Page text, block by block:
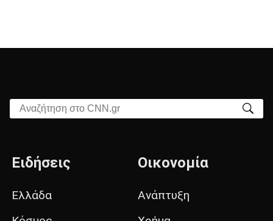
Αναζήτηση στο CNN.gr
Ειδήσεις
Ελλάδα
Οικονομία
Ανάπτυξη